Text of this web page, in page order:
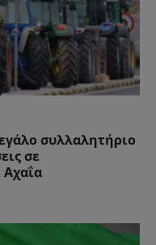
συλλαλητήριο
σε